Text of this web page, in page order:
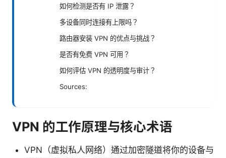
如何检测是否有 IP 泄露？
多设备同时连接有上限吗？
路由器安装 VPN 的优点与挑战？
是否有免费 VPN 可用？
如何评估 VPN 的透明度与审计？
Sources:
VPN 的工作原理与核心术语
VPN（虚拟私人网络）通过加密隧道将你的设备与